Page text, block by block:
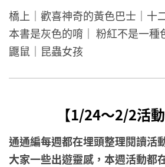
橋上｜歡喜神奇的黃色巴士｜十
本書是灰色的唷｜ 粉紅不是一
鼴鼠｜昆蟲女孩
【1/24～2/2活動
通通編每週都在埋頭整理閱讀活
大家一些出遊靈感，本週活動都